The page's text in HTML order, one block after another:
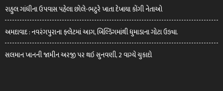
રાહુલ ગાંધીના ઉપવાસ પહેલા છોલે-ભટુરે ખાતા દેખાયા કોંગી નેતાઓ
અમદાવાદ : નવરંગપુરાના ફ્લેટમાં આગ, બિલ્ડિંગમાંથી ધુમાડાના ગોટા ઉડ્યા.
સલમાન ખાનની જામીન અરજી પર થઇ સુનવણી, 2 વાગ્યે ચુકાદો